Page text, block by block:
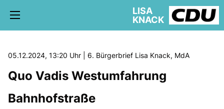
5. WAHLKREIS TREPTOW-KÖPENICK
AKTUELLE KIEZ NEWS
LISA
KNACK
05.12.2024, 13:20 Uhr | 6. Bürgerbrief Lisa Knack, MdA
Quo Vadis Westumfahrung
Bahnhofstraße